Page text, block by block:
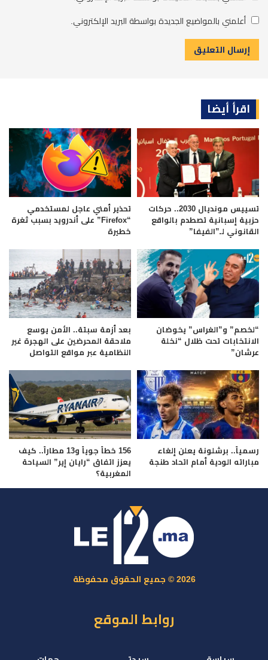
أعلمني بالمواضيع الجديدة بواسطة البريد الإلكتروني.
اقرأ أيضا
تسييس مونديال 2030.. حركات
حزبية إسبانية تصطدم بالواقع
القانوني لـ”الفيفا”
تحذير أمني عاجل لمستخدمي
“Firefox” على أندرويد بسبب ثغرة
خطيرة
“لخصم” و”الغراس” يخوضان
الانتخابات تحت ظلال “نخلة
عرشان”
بعد أزمة سبتة.. الأمن يوسع
ملاحقة المحرضين على الهجرة غير
النظامية عبر مواقع التواصل
رسمياً.. برشلونة يعلن إلغاء
مباراته الودية أمام اتحاد طنجة
156 خطاً جوياً و13 مطاراً.. كيف
يعزز اتفاق “رايان إير” السياحة
المغربية؟
2026 © جميع الحقوق محفوظة
روابط الموقع